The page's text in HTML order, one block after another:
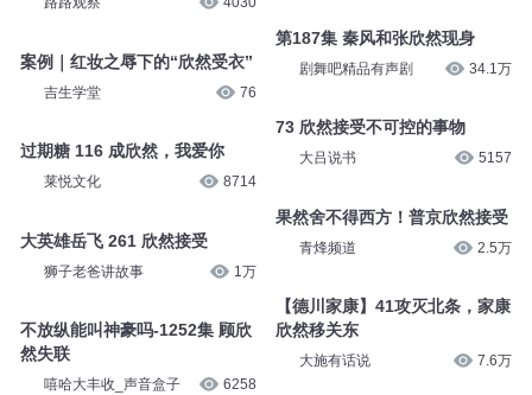
案例｜红妆之辱下的“欣然受衣”
吉生学堂 76
过期糖 116 成欣然，我爱你
莱悦文化 8714
大英雄岳飞 261 欣然接受
狮子老爸讲故事 1万
不放纵能叫神豪吗-1252集 顾欣
然失联
嘻哈大丰收_声音盒子 6258
第187集 秦风和张欣然现身
剧舞吧精品有声剧 34.1万
73 欣然接受不可控的事物
大吕说书 5157
果然舍不得西方！普京欣然接受
青烽频道 2.5万
【德川家康】41攻灭北条，家康
欣然移关东
大施有话说 7.6万